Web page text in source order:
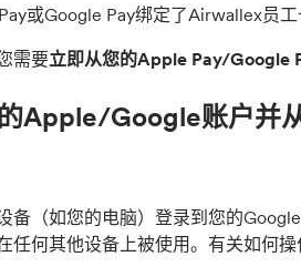
或Google Pay绑定了Airwallex员
需要立即从您的Apple Pay/Google
Apple/Google账户并
备（如您的电脑）登录到您的
任何其他设备上被使用。有关如何